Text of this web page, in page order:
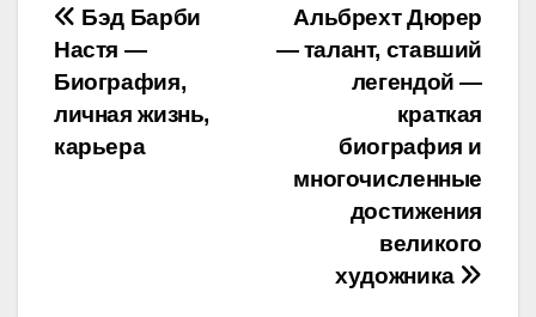
Навигация
по
записям
Альбрехт Дюрер
— талант, ставший
легендой —
краткая
биография и
многочисленные
достижения
великого
художника
Бэд Барби
Настя —
Биография,
личная жизнь,
карьера